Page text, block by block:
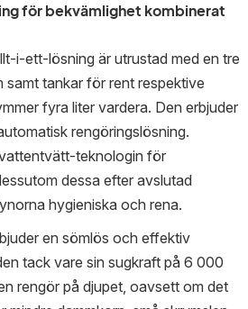
för bekvämlighet kombinerat
i-ett-lösning är utrustad med en tre
samt tankar för rent respektive
fyra liter vardera. Den erbjuder
rengöringslösning.
teknologin för
dessa efter avslutad
hygieniska och rena.
en sömlös och effektiv
tack vare sin sugkraft på 6 000
rengör på djupet, oavsett om det